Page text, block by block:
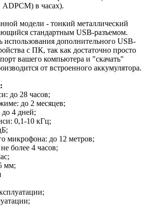
в часах).
модели - тонкий металлический
стандартным USB-разъемом.
использования дополнительного USB-
с ПК, так как достаточно просто
вашего компьютера и "скачать"
от встроенного аккумулятора.
до 28 часов;
до 2 месяцев;
4 дней;
0,1-10 кГц;
микрофона: до 12 метров;
более 4 часов;
мм;